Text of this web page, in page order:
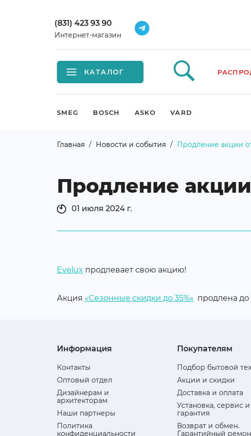
(831) 423 93 90
Интернет-магазин
КАТАЛОГ
Мойки и смесители
SMEG BOSCH ASKO VARD
Главная Новости и события Продление акции
Продление
01 июля 2024 г.
Evelux продлевает свою акцию!
Акция «Cезонные скидки до 35%» продлена до
Информация
Контакты
Оптовый отдел
Дизайнерам и
архитекторам
Наши партнеры
Политика
конфиденциальности
Покупателям
Подбор бытовой
Акции и скидки
Доставка и оплата
Установка, сервис и
гарантия
Возврат и обмен.
Гарантийный